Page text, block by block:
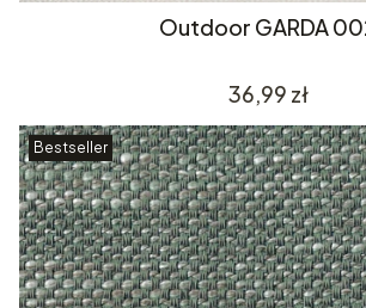
Outdoor GARDA
Cena
36,99 zł
Bestseller